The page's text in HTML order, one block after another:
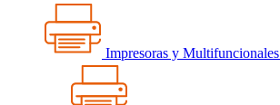
Impresoras y Multifuncionales